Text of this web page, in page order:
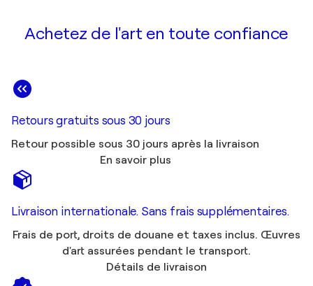
Achetez de l'art en toute confiance
Retours gratuits sous 30 jours
Retour possible sous 30 jours après la livraison
En savoir plus
Livraison internationale. Sans frais supplémentaires.
Frais de port, droits de douane et taxes inclus. Œuvres
d'art assurées pendant le transport.
Détails de livraison